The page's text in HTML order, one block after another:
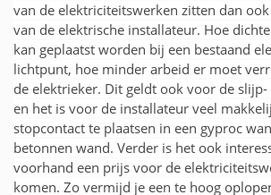
van de elektriciteitswerken zitten dan
van de elektrische installateur. Hoe
kan geplaatst worden bij een bestaand
lichtpunt, hoe minder arbeid er moet
de elektrieker. Dit geldt ook voor de
en het is voor de installateur veel
stopcontact te plaatsen in een gyproc
betonnen wand. Verder is het ook
voorhand een prijs voor de
komen. Zo vermijd je een te hoog